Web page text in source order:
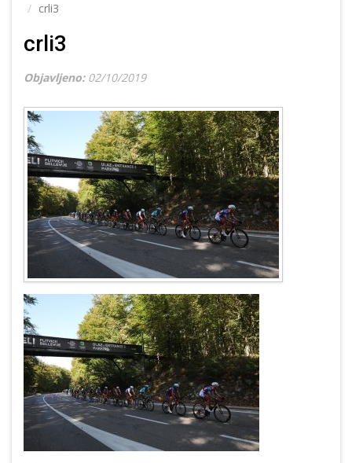
crli3
crli3
Objavljeno: 02/10/2019